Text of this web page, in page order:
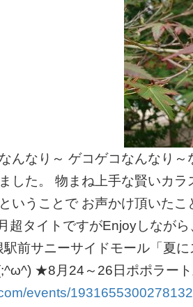
んなり～ ゲコゲコなんなり
した。 物まね上手な賢いカ
いうことで お声かけ頂いた
超タイトですがEnjoyしなが
前サニーサイドモール「夏
★8月24～26日ポポラー
events/